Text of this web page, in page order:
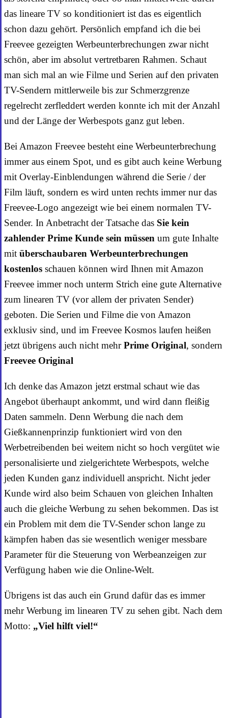
das lineare TV so konditioniert ist das es eigentlich
schon dazu gehört. Persönlich empfand ich die bei
Freevee gezeigten Werbeunterbrechungen zwar nicht
schön, aber im absolut vertretbaren Rahmen. Schaut
man sich mal an wie Filme und Serien auf den privaten
TV-Sendern mittlerweile bis zur Schmerzgrenze
regelrecht zerfleddert werden konnte ich mit der Anzahl
und der Länge der Werbespots ganz gut leben.
Bei Amazon Freevee besteht eine Werbeunterbrechung
immer aus einem Spot, und es gibt auch keine Werbung
mit Overlay-Einblendungen während die Serie / der
Film läuft, sondern es wird unten rechts immer nur das
Freevee-Logo angezeigt wie bei einem normalen TV-
Sender. In Anbetracht der Tatsache das Sie kein
zahlender Prime Kunde sein müssen um gute Inhalte
mit überschaubaren Werbeunterbrechungen
kostenlos schauen können wird Ihnen mit Amazon
Freevee immer noch unterm Strich eine gute Alternative
zum linearen TV (vor allem der privaten Sender)
geboten. Die Serien und Filme die von Amazon
exklusiv sind, und im Freevee Kosmos laufen heißen
jetzt übrigens auch nicht mehrPrime Original, sondern
Freevee Original
Ich denke das Amazon jetzt erstmal schaut wie das
Angebot überhaupt ankommt, und wird dann fleißig
Daten sammeln. Denn Werbung die nach dem
Gießkannenprinzip funktioniert wird von den
Werbetreibenden bei weitem nicht so hoch vergütet wie
personalisierte und zielgerichtete Werbespots, welche
jeden Kunden ganz individuell anspricht. Nicht jeder
Kunde wird also beim Schauen von gleichen Inhalten
auch die gleiche Werbung zu sehen bekommen. Das ist
ein Problem mit dem die TV-Sender schon lange zu
kämpfen haben das sie wesentlich weniger messbare
Parameter für die Steuerung von Werbeanzeigen zur
Verfügung haben wie die Online-Welt.
Übrigens ist das auch ein Grund dafür das es immer
mehr Werbung im linearen TV zu sehen gibt. Nach dem
Motto: „Viel hilft viel!“